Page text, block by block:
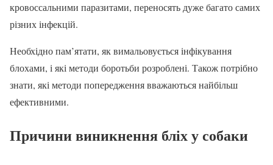
кровоссальними паразитами, переносять дуже багато самих
різних інфекцій.
Необхідно пам’ятати, як вимальовується інфікування
блохами, і які методи боротьби розроблені. Також потрібно
знати, які методи попередження вважаються найбільш
ефективними.
Причини виникнення бліх у собаки